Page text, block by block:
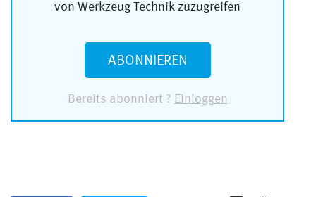
von Werkzeug Technik zuzugreifen
ABONNIEREN
Bereits abonniert ? Einloggen